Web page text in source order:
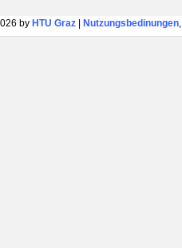
by HTU Graz| Nutzungsbedinungen,